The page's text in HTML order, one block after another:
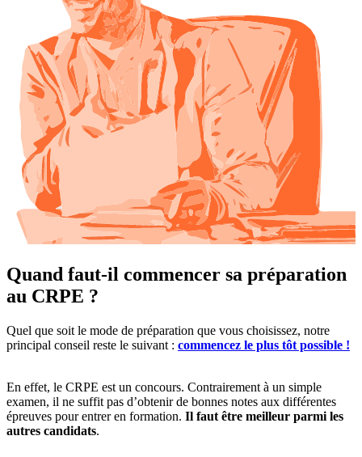
Quand faut-il commencer sa préparation
au CRPE ?
Quel que soit le mode de préparation que vous choisissez, notre
principal conseil reste le suivant : commencez le plus tôt possible !
En effet, le CRPE est un concours. Contrairement à un simple
examen, il ne suffit pas d’obtenir de bonnes notes aux différentes
épreuves pour entrer en formation. Il faut être meilleur parmi les
autres candidats.